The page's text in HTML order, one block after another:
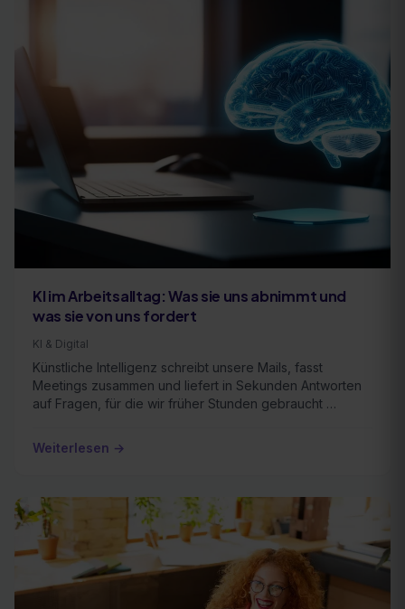
KI im Arbeitsalltag: Was sie uns abnimmt und
was sie von uns fordert
KI & Digital
Künstliche Intelligenz schreibt unsere Mails, fasst
Meetings zusammen und liefert in Sekunden Antworten
auf Fragen, für die wir früher Stunden gebraucht …
Weiterlesen →